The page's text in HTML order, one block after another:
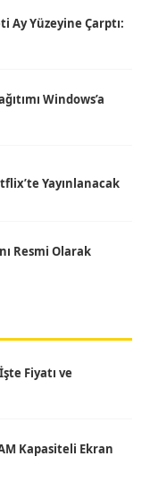
Ay Yüzeyine Çarptı:
Windows’a
Yayınlanacak
Resmi Olarak
Fiyatı ve
Kapasiteli Ekran